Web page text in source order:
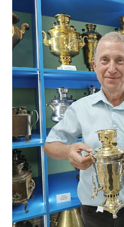
Фотогалерея
Контакты